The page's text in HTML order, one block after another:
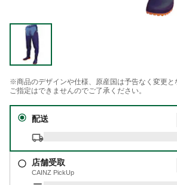
※商品のデザインや仕様、原産国は予告なく変更と
ご指定はできませんのでご了承ください。
配送
店舗受取
CAINZ PickUp